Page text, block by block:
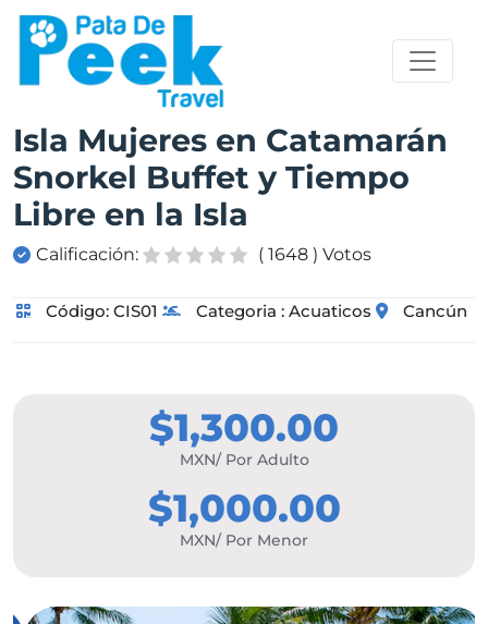
Isla Mujeres en Catamarán
Snorkel Buffet y Tiempo
Libre en la Isla
Calificación: ( 1648 ) Votos
Código: CIS01 Categoria : Acuaticos Cancún
$1,300.00
MXN/ Por Adulto
$1,000.00
MXN/ Por Menor